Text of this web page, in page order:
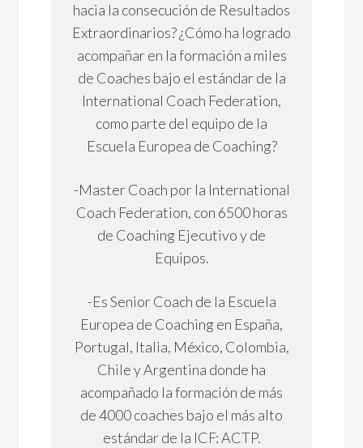
hacia la consecución de Resultados
Extraordinarios? ¿Cómo ha logrado
acompañar en la formación a miles
de Coaches bajo el estándar de la
International Coach Federation,
como parte del equipo de la
Escuela Europea de Coaching?
-Master Coach por la International
Coach Federation, con 6500 horas
de Coaching Ejecutivo y de
Equipos.
-Es Senior Coach de la Escuela
Europea de Coaching en España,
Portugal, Italia, México, Colombia,
Chile y Argentina donde ha
acompañado la formación de más
de 4000 coaches bajo el más alto
estándar de la ICF: ACTP.